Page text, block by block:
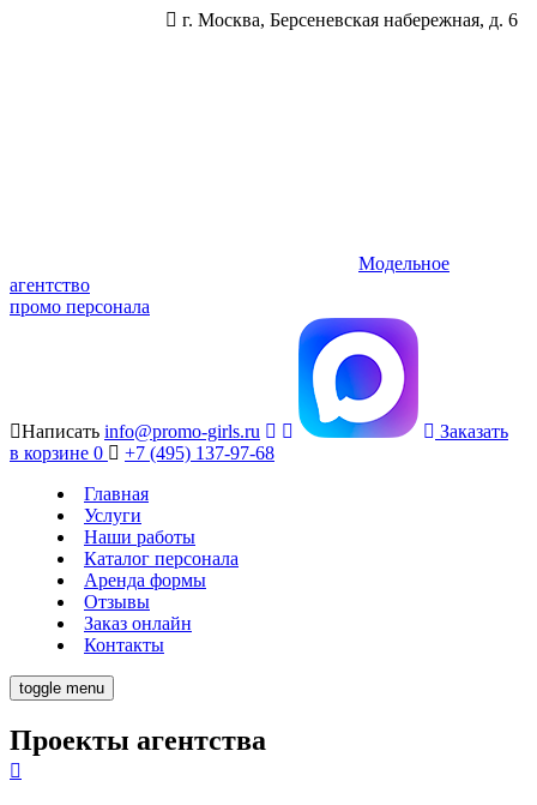
г. Москва, Берсеневская набережная, д. 6
Модельное
агентство
промо персонала
Написать info@promo-girls.ru
Заказать
в корзине 0
+7 (495) 137-97-68
Главная
Услуги
Наши работы
Каталог персонала
Аренда формы
Отзывы
Заказ онлайн
Контакты
toggle menu
Проекты агентства